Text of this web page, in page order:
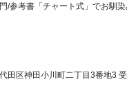
/参考書「チャート式」でお馴
田区神田小川町二丁目3番地3